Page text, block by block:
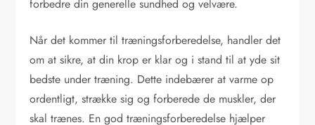
forbedre din generelle sundhed og velvære.
Når det kommer til træningsforberedelse, handler det
om at sikre, at din krop er klar og i stand til at yde sit
bedste under træning. Dette indebærer at varme op
ordentligt, strække sig og forberede de muskler, der
skal trænes. En god træningsforberedelse hjælper